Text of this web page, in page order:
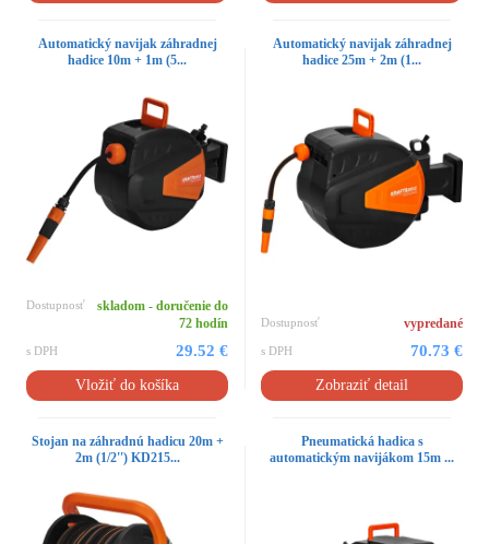
Automatický navijak záhradnej
hadice 10m + 1m (5...
Dostupnosť
skladom - doručenie do
72 hodín
s DPH 29.52 €
Vložiť do košíka
Automatický navijak záhradnej
hadice 25m + 2m (1...
Dostupnosť vypredané
s DPH 70.73 €
Zobraziť detail
Stojan na záhradnú hadicu 20m +
2m (1/2'') KD215...
Pneumatická hadica s
automatickým navijákom 15m ...